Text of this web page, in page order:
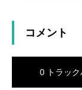
コメント
0 トラック